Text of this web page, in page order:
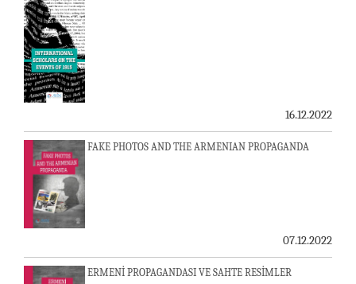
16.12.2022
FAKE PHOTOS AND THE ARMENIAN PROPAGANDA
07.12.2022
ERMENİ PROPAGANDASI VE SAHTE RESİMLER